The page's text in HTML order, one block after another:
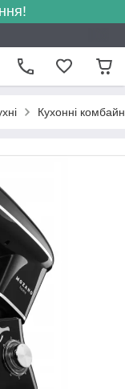
Кухонні